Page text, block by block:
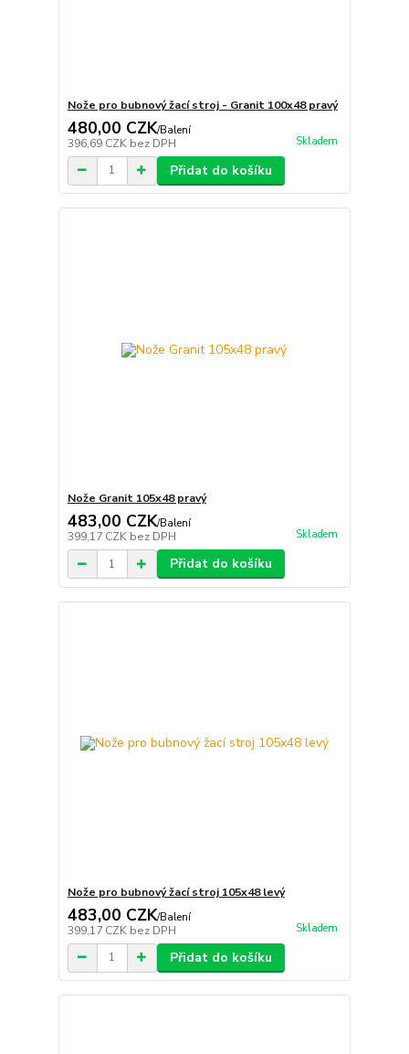
Nože pro bubnový žací stroj - Granit 100x48 pravý
480,00 CZK/Balení
396,69 CZK bez DPH Skladem
Přidat do košíku
Nože Granit 105x48 pravý
483,00 CZK/Balení
399,17 CZK bez DPH Skladem
Přidat do košíku
Nože pro bubnový žací stroj 105x48 levý
483,00 CZK/Balení
399,17 CZK bez DPH Skladem
Přidat do košíku